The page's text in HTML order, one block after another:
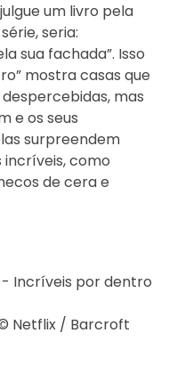
um livro pela
seria:
sua fachada”. Isso
mostra casas que
mas
e os seus
surpreendem
como
de cera e
Netflix / Barcroft